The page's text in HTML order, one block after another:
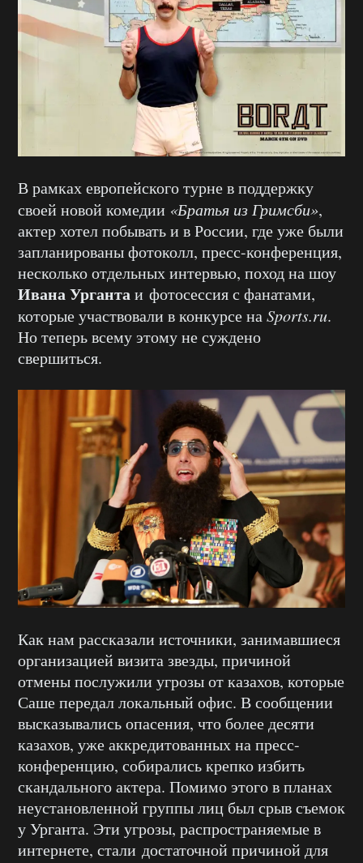
В рамках европейского турне в поддержку
своей новой комедии «Братья из Гримсби»,
актер хотел побывать и в России, где уже были
запланированы фотоколл, пресс-конференция,
несколько отдельных интервью, поход на шоу
Ивана Ургантаи фотосессия с фанатами,
которые участвовали в конкурсе наSports.ru.
Но теперь всему этому не суждено
свершиться.
Как нам рассказали источники, занимавшиеся
организацией визита звезды, причиной
отмены послужили угрозы от казахов, которые
Саше передал локальный офис. В сообщении
высказывались опасения, что более десяти
казахов, уже аккредитованных на пресс-
конференцию, собирались крепко избить
скандального актера. Помимо этого в планах
неустановленной группы лиц был срыв съемок
у Урганта. Эти угрозы, распространяемые в
интернете, стали достаточной причиной для